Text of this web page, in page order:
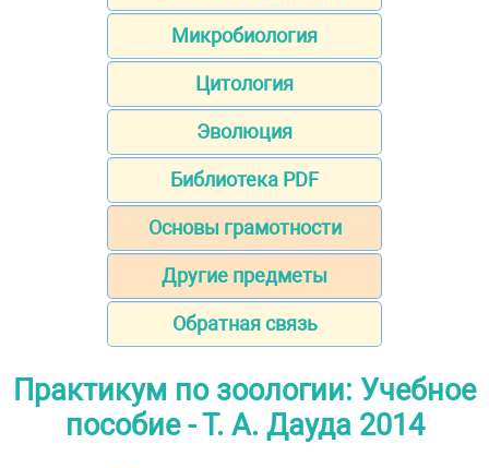
Микробиология
Цитология
Эволюция
Библиотека PDF
Основы грамотности
Другие предметы
Обратная связь
Практикум по зоологии: Учебное
пособие - Т. А. Дауда 2014